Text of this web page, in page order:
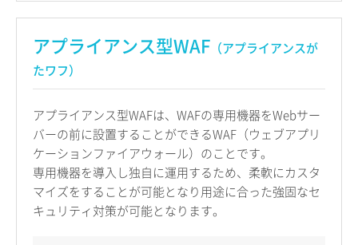
アプライアンス型WAF （アプライアンスが
たワフ）
アプライアンス型WAFは、WAFの専用機器をWebサー
バーの前に設置することができるWAF（ウェブアプリ
ケーションファイアウォール）のことです。
専用機器を導入し独自に運用するため、柔軟にカスタ
マイズをすることが可能となり用途に合った強固なセ
キュリティ対策が可能となります。